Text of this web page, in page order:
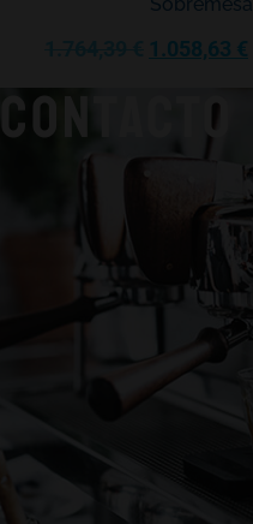
1.058,63 €
CONTACTO